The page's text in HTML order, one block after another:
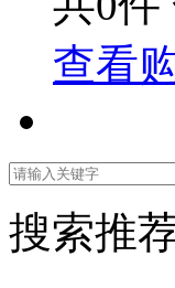
查看
搜索推